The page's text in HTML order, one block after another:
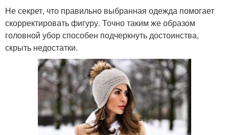
Не секрет, что правильно выбранная одежда помогает
скорректировать фигуру. Точно таким же образом
головной убор способен подчеркнуть достоинства,
скрыть недостатки.